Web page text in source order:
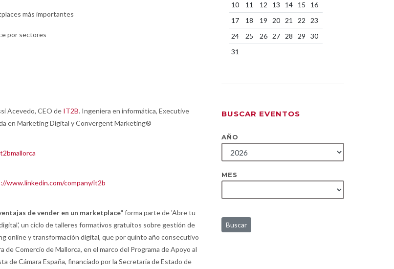
más importantes
por sectores
Acevedo, CEO de IT2B. Ingeniera en informática, Executive
en Marketing Digital y Convergent Marketing®
www.linkedin.com/company/it2b
de vender en un marketplace" forma parte de 'Abre tu
un ciclo de talleres formativos gratuitos sobre gestión de
online y transformación digital, que por quinto año consecutivo
de Comercio de Mallorca, en el marco del Programa de Apoyo al
de Cámara España, financiado por la Secretaria de Estado de
10
11 12 13 14 15
16
17
18 19 20 21 22
23
24
25 26 27 28 29
30
31
BUSCAR EVENTOS
AÑO
MES
Buscar